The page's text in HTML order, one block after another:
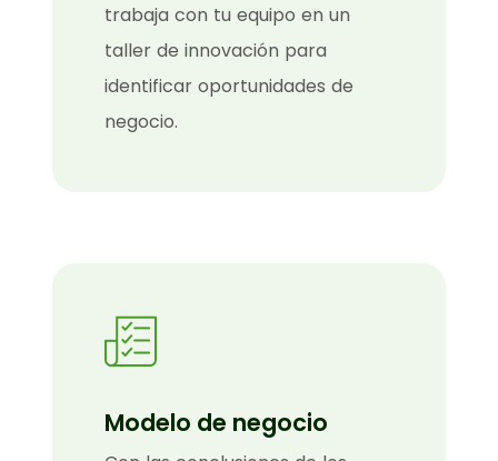
trabaja con tu equipo en un
taller de innovación para
identificar oportunidades de
negocio.
Modelo de negocio